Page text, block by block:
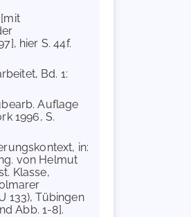
hier S. 44f.
Bd. 1:
Auflage
1996, S.
in:
von Helmut
Klasse,
133), Tübingen
Abb. 1-8].